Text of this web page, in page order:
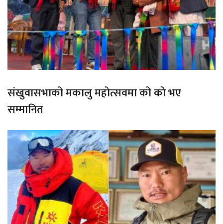
संखुवासभाको मकालु महोत्सवमा को को भए
सम्मानित